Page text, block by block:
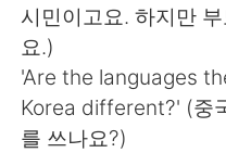
Indonesia
Türkçe
Português
시민이고요. 하지만
요.)
'Are the languages
Korea different?' (중
를 쓰나요?)